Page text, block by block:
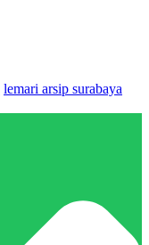
lemari arsip surabaya